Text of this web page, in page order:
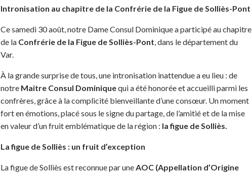
Intronisation au chapitre de la Confrérie de la Figue de Solliès-Pont
Ce samedi 30 août, notre Dame Consul Dominique a participé au chapitre
de la Confrérie de la Figue de Solliès-Pont, dans le département du
Var.
À la grande surprise de tous, une intronisation inattendue a eu lieu : de
notre Maitre Consul Dominiquequi a été honorée et accueilli parmi les
confrères, grâce à la complicité bienveillante d’une consœur. Un moment
fort en émotions, placé sous le signe du partage, de l’amitié et de la mise
en valeur d’un fruit emblématique de la région : la figue de Solliès.
La figue de Solliès : un fruit d’exception
La figue de Solliès est reconnue par uneAOC (Appellation d’Origine